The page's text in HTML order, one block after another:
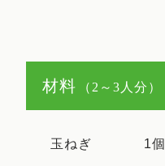
材料 （2～3人分）
玉ねぎ 1個